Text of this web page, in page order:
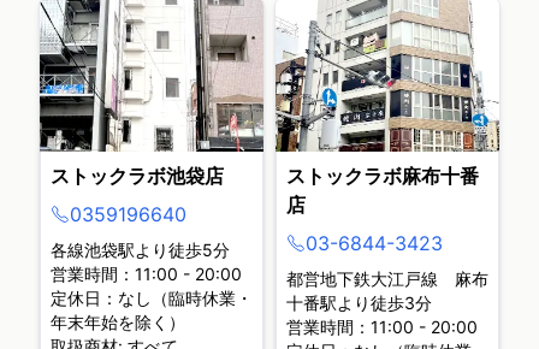
ストックラボ池袋店
0359196640
各線池袋駅より徒歩5分
営業時間：11:00 - 20:00
定休日：なし（臨時休業・
年末年始を除く）
ストックラボ麻布十番
店
03-6844-3423
都営地下鉄大江戸線 麻布
十番駅より徒歩3分
営業時間：11:00 - 20:00